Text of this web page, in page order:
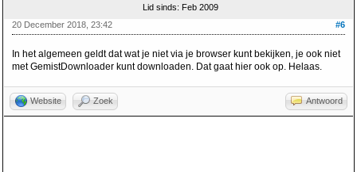
Lid sinds: Feb 2009
#6
20 December 2018, 23:42
In het algemeen geldt dat wat je niet via je browser kunt bekijken, je ook niet
met GemistDownloader kunt downloaden. Dat gaat hier ook op. Helaas.
Website Zoek Antwoord